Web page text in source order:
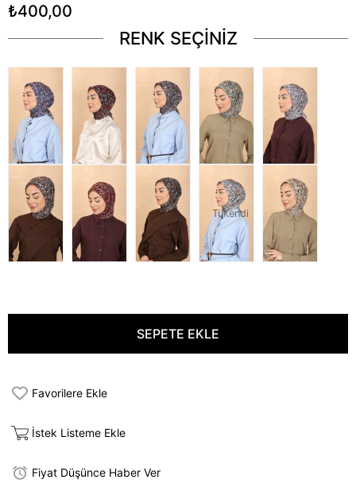
₺400,00
RENK SEÇİNİZ
Tükendi
Favorilere Ekle
İstek Listeme Ekle
Fiyat Düşünce Haber Ver